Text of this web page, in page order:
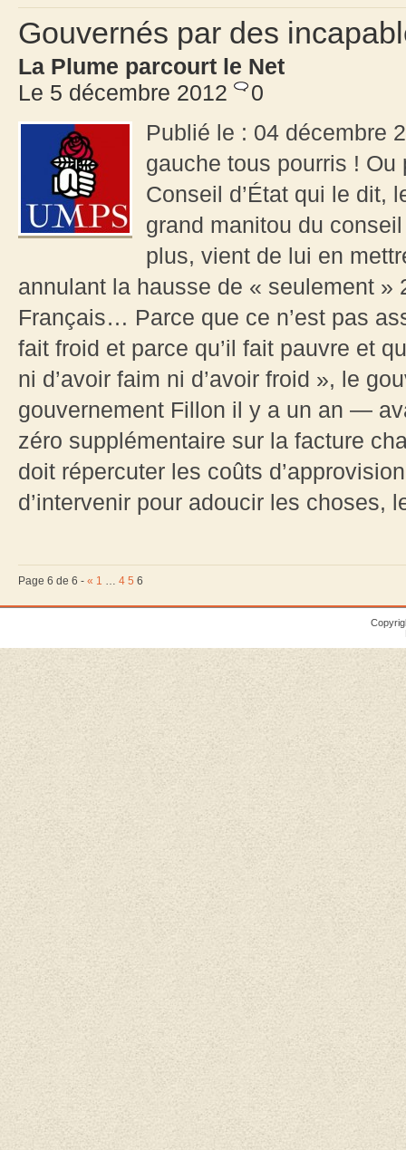
Gouvernés par des
La Plume parcourt le Net
Le 5 décembre 2012
0
Publié le : 04 décembre
gauche tous pourris ! Ou
Conseil d’État qui le dit,
grand manitou du
plus, vient de lui en
annulant la hausse de « seulement »
Français… Parce que ce n’est pas
fait froid et parce qu’il fait pauvre et
ni d’avoir faim ni d’avoir froid », le
gouvernement Fillon il y a un an —
zéro supplémentaire sur la facture
doit répercuter les coûts
d’intervenir pour adoucir les choses,
Page 6 de 6 - « 1 … 4 5 6